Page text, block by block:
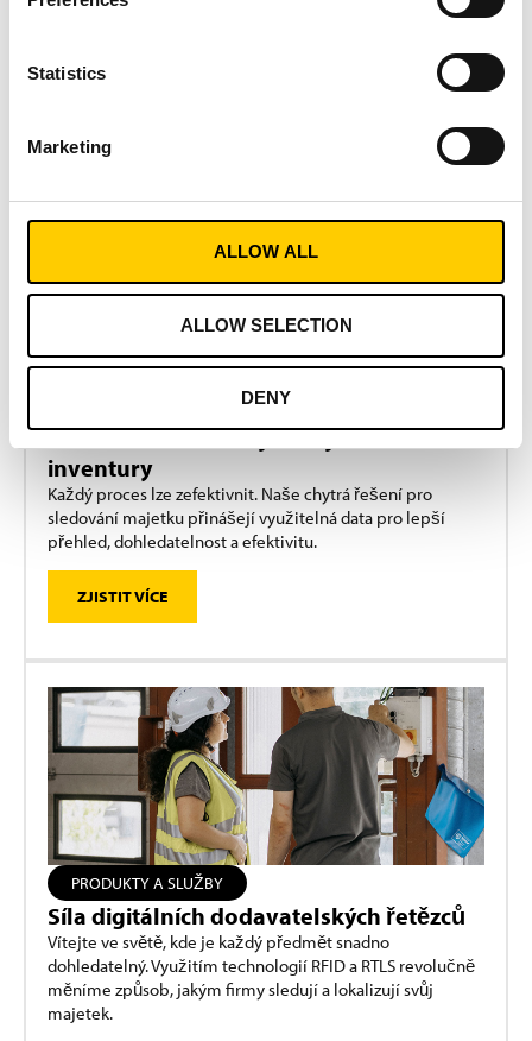
Statistics
Marketing
ALLOW ALL
ALLOW SELECTION
DENY
otázky?
RFID & RTLS – Sledujte majetek a zkraťte
inventury
Každý proces lze zefektivnit. Naše chytrá řešení pro
sledování majetku přinášejí využitelná data pro lepší
přehled, dohledatelnost a efektivitu.
ZJISTIT VÍCE
PRODUKTY A SLUŽBY
Síla digitálních dodavatelských řetězců
Vítejte ve světě, kde je každý předmět snadno
dohledatelný. Využitím technologií RFID a RTLS revolučně
měníme způsob, jakým firmy sledují a lokalizují svůj
majetek.